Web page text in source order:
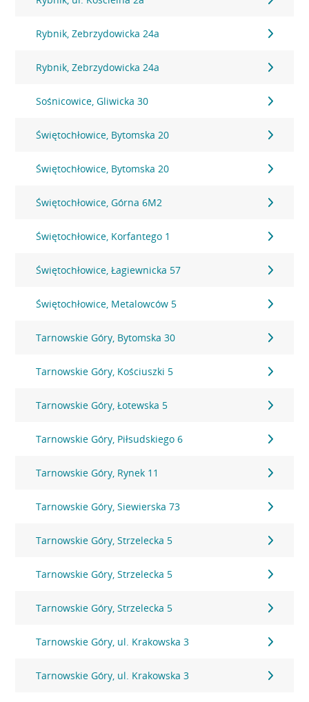
Rybnik, Zebrzydowicka 24a
Rybnik, Zebrzydowicka 24a
Sośnicowice, Gliwicka 30
Świętochłowice, Bytomska 20
Świętochłowice, Bytomska 20
Świętochłowice, Górna 6M2
Świętochłowice, Korfantego 1
Świętochłowice, Łagiewnicka 57
Świętochłowice, Metalowców 5
Tarnowskie Góry, Bytomska 30
Tarnowskie Góry, Kościuszki 5
Tarnowskie Góry, Łotewska 5
Tarnowskie Góry, Piłsudskiego 6
Tarnowskie Góry, Rynek 11
Tarnowskie Góry, Siewierska 73
Tarnowskie Góry, Strzelecka 5
Tarnowskie Góry, Strzelecka 5
Tarnowskie Góry, Strzelecka 5
Tarnowskie Góry, ul. Krakowska 3
Tarnowskie Góry, ul. Krakowska 3